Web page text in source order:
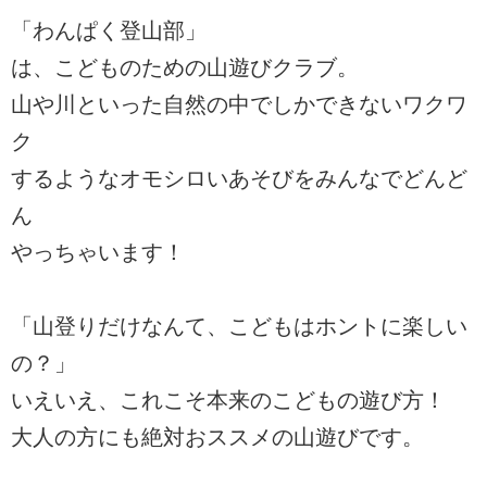
「わんぱく登山部」
は、こどものための山遊びクラブ。
山や川といった自然の中でしかできないワクワ
ク
するようなオモシロいあそびをみんなでどんど
ん
やっちゃいます！
「山登りだけなんて、こどもはホントに楽しい
の？」
いえいえ、これこそ本来のこどもの遊び方！
大人の方にも絶対おススメの山遊びです。